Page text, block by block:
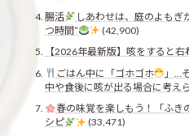
腸活
しあわせは、庭のよもぎ
つ時間”
(42,900)
【2026年最新版】咳をすると
ごはん中に「ゴホゴホ
」…
中や食後に咳が出る場合に考え
春の味覚を楽しもう！「ふき
シピ
(33,471)